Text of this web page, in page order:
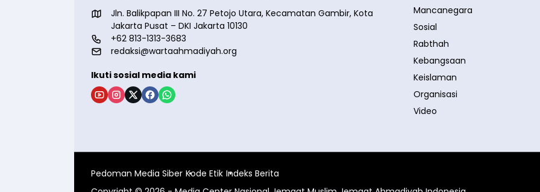
Jln. Balikpapan III No. 27 Petojo Utara, Kecamatan Gambir, Kota
Jakarta Pusat – DKI Jakarta 10130
+62 813-1313-3683
redaksi@wartaahmadiyah.org
Ikuti sosial media kami
Mancanegara
Sosial
Rabthah
Kebangsaan
Keislaman
Organisasi
Video
Pedoman Media Siber Kode Etik Indeks Berita